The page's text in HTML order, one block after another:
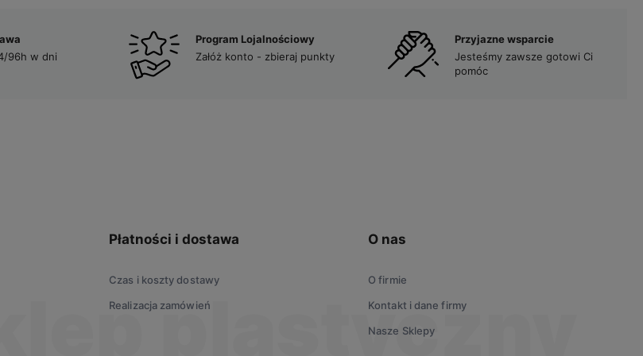
96h w dni
Program Lojalnościowy
Załóż konto - zbieraj punkty
Przyjazne wsparcie
Jesteśmy zawsze gotowi Ci
pomóc
Płatności i dostawa
Czas i koszty dostawy
Realizacja zamówień
O nas
O firmie
Kontakt i dane firmy
Nasze Sklepy